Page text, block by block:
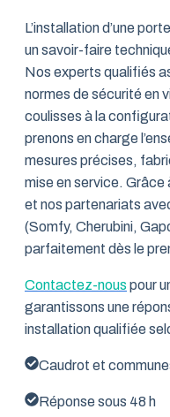
L’installation d’une
un savoir-faire
Nos experts qualifiés
normes de sécurité en
coulisses à la
prenons en charge
mesures précises,
mise en service.
et nos partenariats
(Somfy, Cherubini,
parfaitement dès le
Contactez-nous pour
garantissons une
installation qualifiée
Caudrot et
Réponse sous 48 h